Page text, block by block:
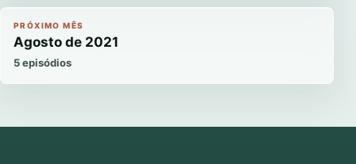
PRÓXIMO MÊS
Agosto de 2021
5 episódios